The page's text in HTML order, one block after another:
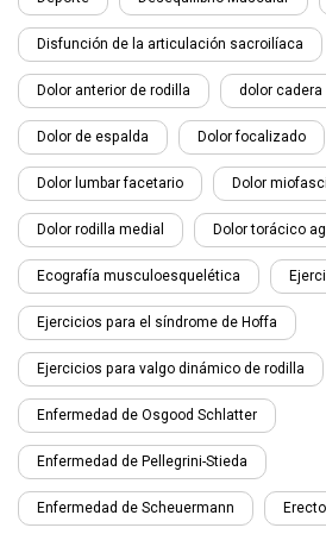
Disfunción de la articulación sacroilíaca
Dolor anterior de rodilla dolor cadera
Dolor de espalda Dolor focalizado
Dolor lumbar facetario Dolor
Dolor rodilla medial Dolor torácico
Ecografía musculoesquelética
Ejercicios para el síndrome de Hoffa
Ejercicios para valgo dinámico de rodilla
Enfermedad de Osgood Schlatter
Enfermedad de Pellegrini-Stieda
Enfermedad de Scheuermann